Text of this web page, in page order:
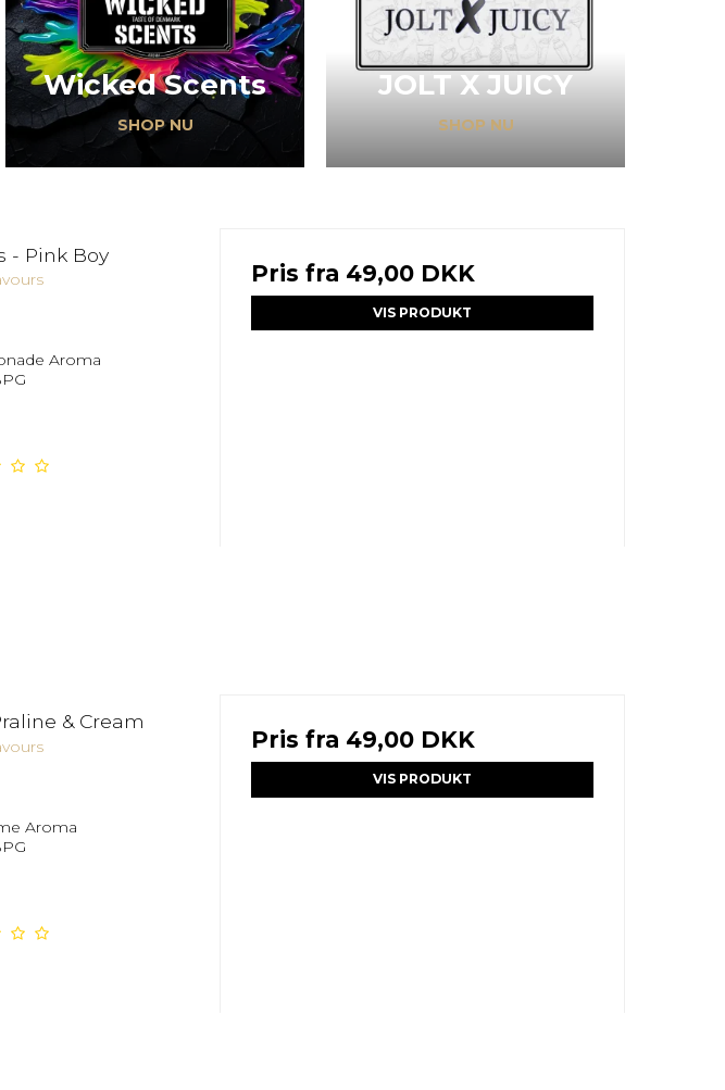
Wicked Scents
SHOP NU
JOLT X JUICY
SHOP NU
- Pink Boy
Aroma
Pris fra 49,00 DKK
VIS PRODUKT
& Cream
Aroma
Pris fra 49,00 DKK
VIS PRODUKT